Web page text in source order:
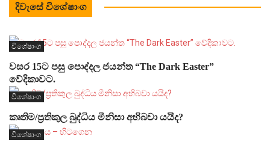
දිවැසේ විශේෂාංග
විශේෂාංග
වසර 15ට පසු පොද්දල ජයන්ත “The Dark Easter”
වේදිකාවට.
විශේෂාංග
කෘතිම/ප්‍රතිකුල බුද්ධිය මීනිසා අභිබවා යයිද?
විශේෂාංග